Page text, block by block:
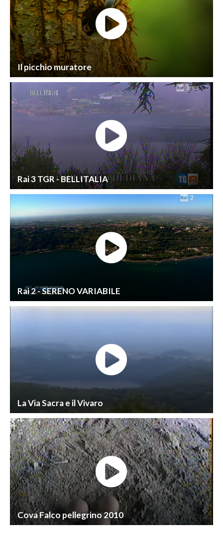
Il picchio muratore
Rai 3 TGR - BELLITALIA
Rai 2 - SERENO VARIABILE
La Via Sacra e il Vivaro
Cova Falco pellegrino 2010